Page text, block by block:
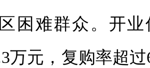
困难群众。开
万元，复购率超